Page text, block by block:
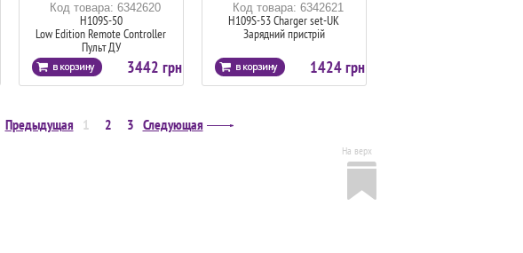
Код товара: 6342620
H109S-50
Low Edition Remote Controller
Пульт ДУ
3442 грн
Код товара: 6342621
H109S-53 Charger set-UK
Зарядний пристрій
1424 грн
Предыдущая 1 2 3 Следующая
На верх